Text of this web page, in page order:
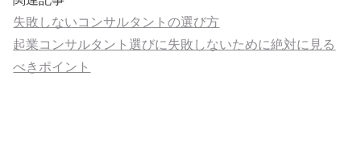
失敗しないコンサルタントの選び方
起業コンサルタント選びに失敗しないために絶対に見る
べきポイント